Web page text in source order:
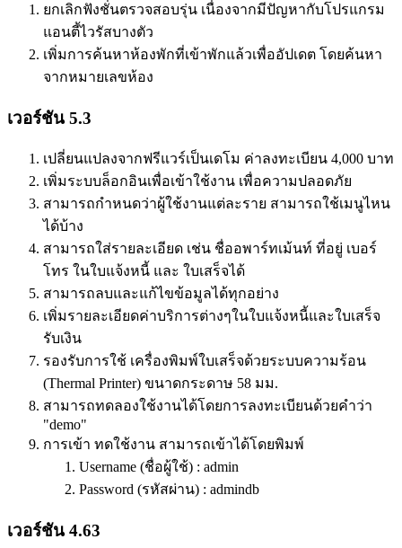
ยกเลิกฟังชั่นตรวจสอบรุ่น เนื่องจากมีปัญหากับโปรแกรม
แอนตี้ไวรัสบางตัว
เพิ่มการค้นหาห้องพักที่เข้าพักแล้วเพื่ออัปเดต โดยค้นหา
จากหมายเลขห้อง
เวอร์ชัน 5.3
เปลี่ยนแปลงจากฟรีแวร์เป็นเดโม ค่าลงทะเบียน 4,000 บาท
เพิ่มระบบล็อกอินเพื่อเข้าใช้งาน เพื่อความปลอดภัย
สามารถกำหนดว่าผู้ใช้งานแต่ละราย สามารถใช้เมนูไหน
ได้บ้าง
สามารถใส่รายละเอียด เช่น ชื่ออพาร์ทเม้นท์ ที่อยู่ เบอร์
โทร ในใบแจ้งหนี้ และ ใบเสร็จได้
สามารถลบและแก้ไขข้อมูลได้ทุกอย่าง
เพิ่มรายละเอียดค่าบริการต่างๆในใบแจ้งหนี้และใบเสร็จ
รับเงิน
รองรับการใช้ เครื่องพิมพ์ใบเสร็จด้วยระบบความร้อน
(Thermal Printer) ขนาดกระดาษ 58 มม.
สามารถทดลองใช้งานได้โดยการลงทะเบียนด้วยคำว่า
"demo"
การเข้า ทดใช้งาน สามารถเข้าได้โดยพิมพ์
Username (ชื่อผู้ใช้) : admin
Password (รหัสผ่าน) : admindb
เวอร์ชัน 4.63